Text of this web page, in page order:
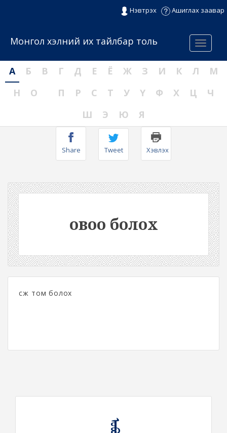
Нэвтрэх Ашиглах заавар
Menu
Монгол хэлний их тайлбар толь
А Б В Г Д Е Ё Ж З И К Л
М
Н
О П Р С Т У Ү Ф Х Ц
Ч
Ш
Э Ю Я
Share Tweet Хэвлэх
овоо болох
өсөж том болох